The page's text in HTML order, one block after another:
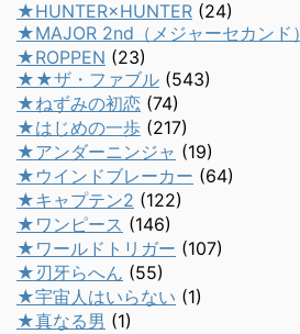
★HUNTER×HUNTER (24)
★MAJOR 2nd（メジャーセカンド）
★ROPPEN (23)
★★ザ・ファブル (543)
★ねずみの初恋 (74)
★はじめの一歩 (217)
★アンダーニンジャ (19)
★ウインドブレーカー (64)
★キャプテン2 (122)
★ワンピース (146)
★ワールドトリガー (107)
★刃牙らへん (55)
★宇宙人はいらない (1)
★真なる男 (1)